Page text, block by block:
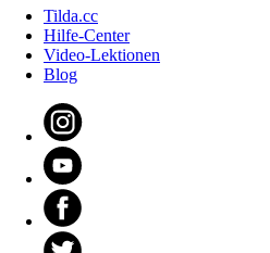
Tilda.cc
Hilfe-Center
Video-Lektionen
Blog